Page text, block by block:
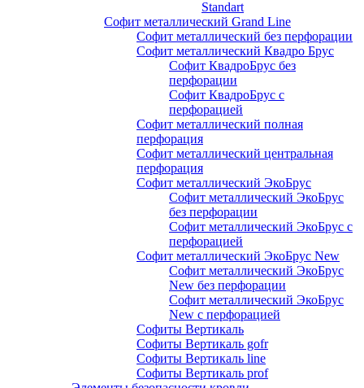
Standart
Софит металлический Grand Line
Софит металлический без перфорации
Софит металлический Квадро Брус
Софит КвадроБрус без
перфорации
Софит КвадроБрус с
перфорацией
Софит металлический полная
перфорация
Софит металлический центральная
перфорация
Софит металлический ЭкоБрус
Софит металлический ЭкоБрус
без перфорации
Софит металлический ЭкоБрус с
перфорацией
Софит металлический ЭкоБрус New
Софит металлический ЭкоБрус
New без перфорации
Софит металлический ЭкоБрус
New с перфорацией
Софиты Вертикаль
Софиты Вертикаль gofr
Софиты Вертикаль line
Софиты Вертикаль prof